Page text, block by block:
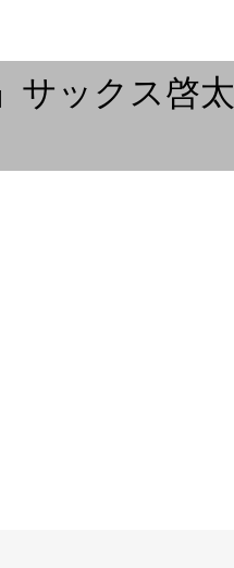
リズム探究の旅 ①
サックス啓太